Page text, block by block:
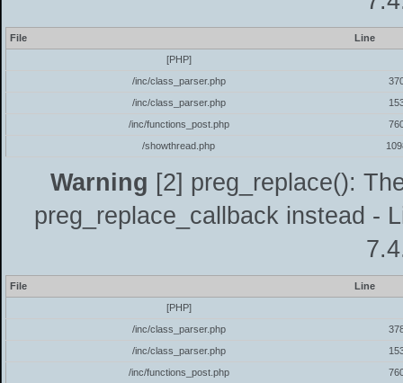
File
Line
[PHP]
/inc/class_parser.php
/inc/class_parser.php
/inc/functions_post.php
/showthread.php
Warning [2] preg_replace():
preg_replace_callback instead -
File
Line
[PHP]
/inc/class_parser.php
/inc/class_parser.php
/inc/functions_post.php